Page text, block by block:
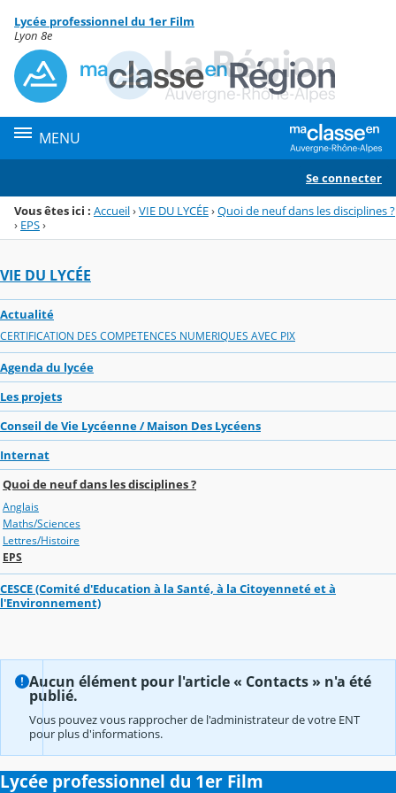
Menu de la rubrique
Contenu
Lycée professionnel du 1er Film
Lyon 8e
MENU
Se connecter
Vous êtes ici : Accueil›VIE DU LYCÉE›Quoi de neuf dans les disciplines ?
› EPS›
VIE DU LYCÉE
Actualité
CERTIFICATION DES COMPETENCES NUMERIQUES AVEC PIX
Agenda du lycée
Les projets
Conseil de Vie Lycéenne / Maison Des Lycéens
Internat
Quoi de neuf dans les disciplines ?
Anglais
Maths/Sciences
Lettres/Histoire
EPS
CESCE (Comité d'Education à la Santé, à la Citoyenneté et à
l'Environnement)
Aucun élément pour l'article « Contacts » n'a été
publié.
Vous pouvez vous rapprocher de l'administrateur de votre ENT
pour plus d'informations.
Lycée professionnel du 1er Film